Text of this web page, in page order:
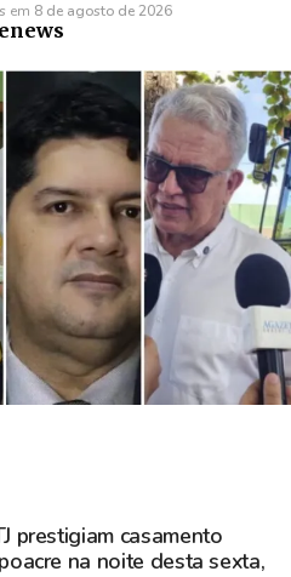
em 8 de agosto de 2026
prestigiam casamento
na noite desta sexta,